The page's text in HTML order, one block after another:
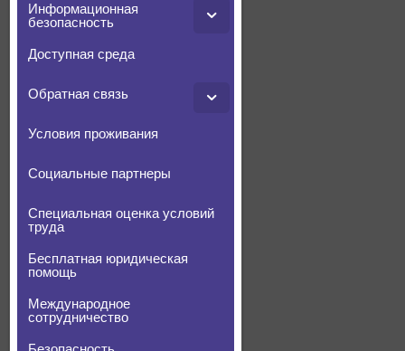
Информационная
безопасность
Доступная среда
Обратная связь
Условия проживания
Социальные партнеры
Специальная оценка условий
труда
Бесплатная юридическая
помощь
Международное
сотрудничество